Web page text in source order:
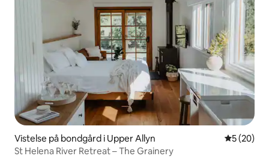
Vistelse på bondgård i Upper Allyn 5 av 5 i
5 (20)
St Helena River Retreat – The Grainery